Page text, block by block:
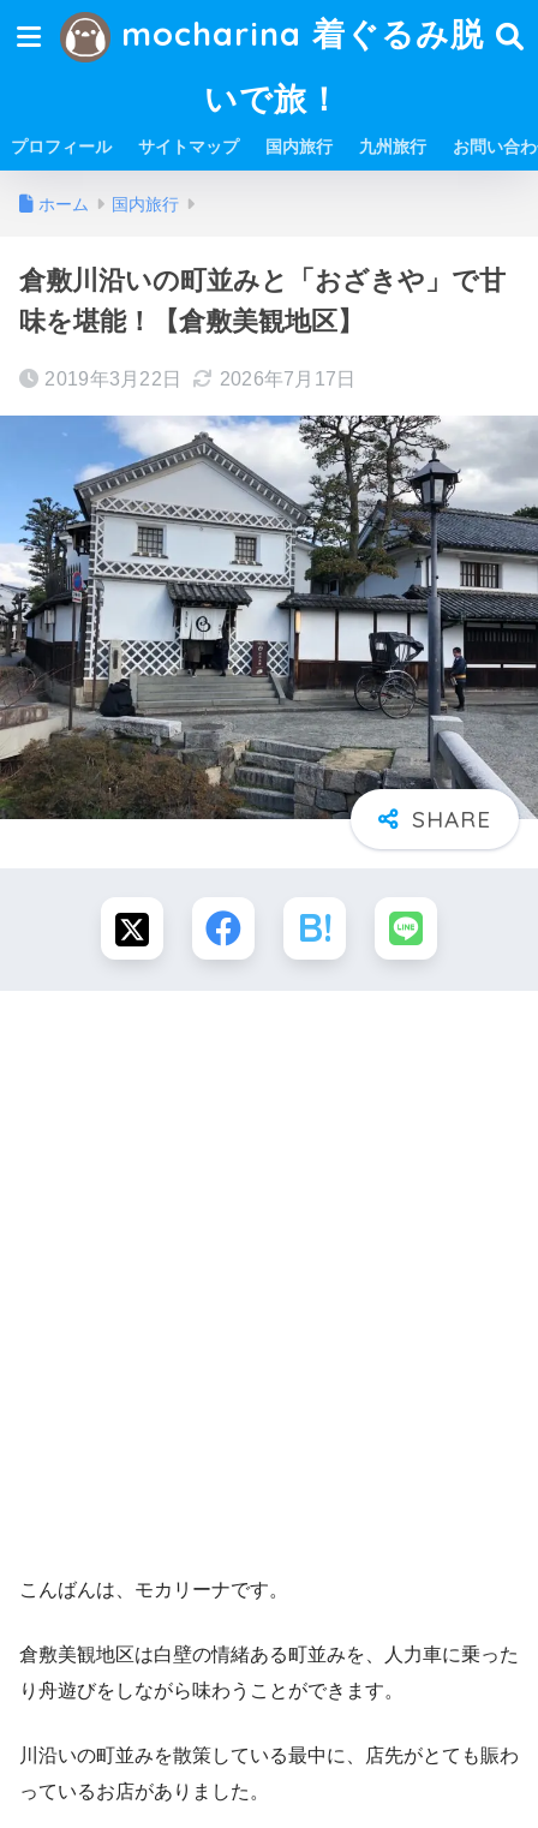
mocharina 着ぐるみ脱
いで旅！
プロフィール サイトマップ 国内旅行 九州旅行 お問い合
ホーム 国内旅行
倉敷川沿いの町並みと「おざきや」で甘
味を堪能！【倉敷美観地区】
2019年3月22日 2026年7月17日
こんばんは、モカリーナです。
倉敷美観地区は白壁の情緒ある町並みを、人力車に乗った
り舟遊びをしながら味わうことができます。
川沿いの町並みを散策している最中に、店先がとても賑わ
っているお店がありました。